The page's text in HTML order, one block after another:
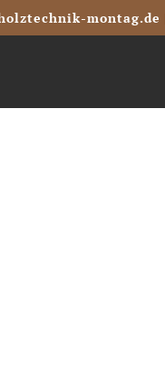
montag.de